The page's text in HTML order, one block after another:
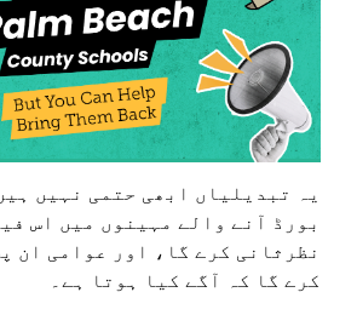
یہ تبدیلیاں ابھی حتمی نہیں
بورڈ آنے والے مہینوں میں اس
نظرثانی کرے گا، اور عوامی ان
کرے گا کہ آگے کیا ہوتا ہے۔